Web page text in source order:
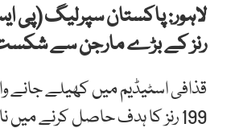
رنز کے بڑے مارجن سے
قذافی اسٹیڈیم میں کھیلے جانے
199 رنز کا ہدف حاصل کرنے میں ناکام رہی اور 18 ویں اوور کی آخری گیند پر 127 رنز پر آؤٹ ہو گئی۔